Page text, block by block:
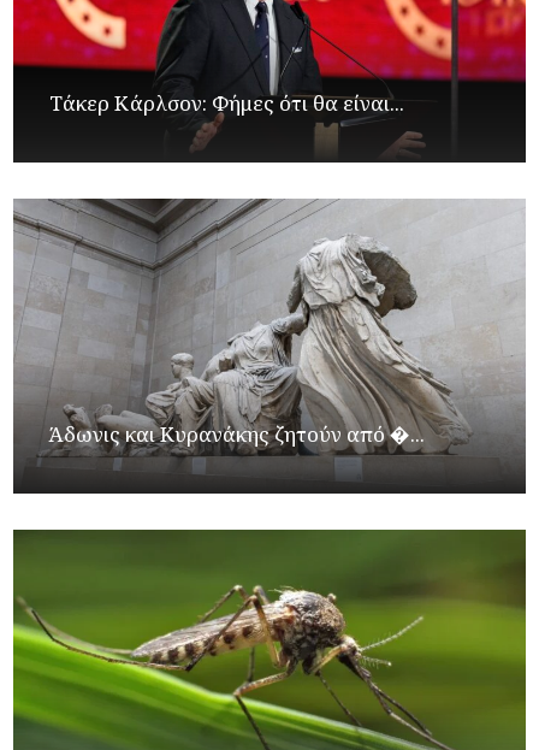
Τάκερ Κάρλσον: Φήμες ότι θα είναι...
Άδωνις και Κυρανάκης ζητούν από �...